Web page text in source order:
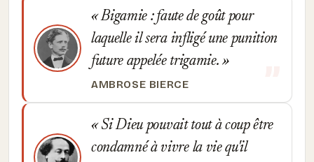
Bigamie : faute de goût pour
laquelle il sera infligé une punition
future appelée trigamie.
AMBROSE BIERCE
Si Dieu pouvait tout à coup être
condamné à vivre la vie qu'il